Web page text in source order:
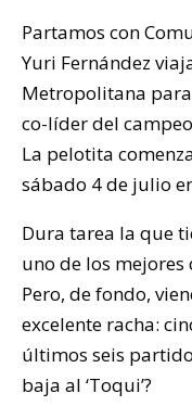
Partamos con
Yuri Fernández
Metropolitana
co-líder del
La pelotita
sábado 4 de julio
Dura tarea la que
uno de los mejores
Pero, de fondo,
excelente racha:
últimos seis
baja al ‘Toqui’?